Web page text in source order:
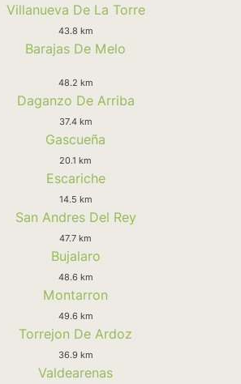
Villanueva De La Torre
43.8 km
Barajas De Melo
48.2 km
Daganzo De Arriba
37.4 km
Gascueña
20.1 km
Escariche
14.5 km
San Andres Del Rey
47.7 km
Bujalaro
48.6 km
Montarron
49.6 km
Torrejon De Ardoz
36.9 km
Valdearenas